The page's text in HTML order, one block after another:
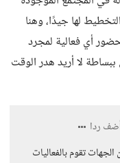
لها جيدًا، وهنا
أي فعالية لمجرد
ببساطة لا أريد هدر الوقت
ردا
تقوم بالفعاليات